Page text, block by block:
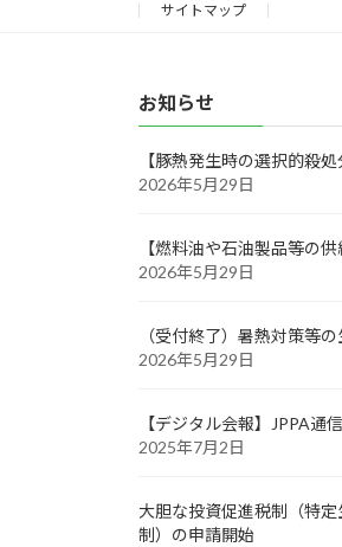
サイトマップ
お知らせ
【豚熱発生時の選択的殺
2026年5月29日
【燃料油や石油製品等の供
2026年5月29日
（受付終了）暑熱対策等
2026年5月29日
【デジタル会報】JPPA通
2025年7月2日
大胆な投資促進税制（特
制）の申請開始